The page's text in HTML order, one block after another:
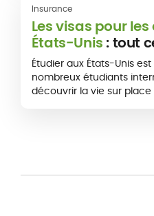
Insurance
Les visas pour
États-Unis : tout
Étudier aux États-Unis
nombreux étudiants
découvrir la vie sur